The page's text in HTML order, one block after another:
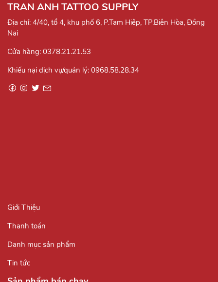
TRAN ANH TATTOO SUPPLY
Địa chỉ: 4/40, tổ 4, khu phố 6, P.Tam Hiệp, TP.Biên Hòa, Đồng
Nai
Cửa hàng: 0378.21.21.53
Khiếu nại dịch vụ/quản lý: 0968.58.28.34
Giới Thiệu
Thanh toán
Danh mục sản phẩm
Tin tức